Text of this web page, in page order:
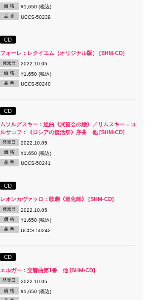
価 格 ¥1,650 (税込)
品 番 UCCS-50239
CD
フォーレ：レクイエム（オリジナル版） [SHM-CD]
発売日 2022.10.05
価 格 ¥1,650 (税込)
品 番 UCCS-50240
CD
ムソルグスキー：組曲《展覧会の絵》／リムスキー＝コ
ルサコフ：《ロシアの復活祭》序曲 他 [SHM-CD]
発売日 2022.10.05
価 格 ¥1,650 (税込)
品 番 UCCS-50241
CD
レオンカヴァッロ：歌劇《道化師》 [SHM-CD]
発売日 2022.10.05
価 格 ¥1,650 (税込)
品 番 UCCS-50242
CD
エルガー：交響曲第1番 他 [SHM-CD]
発売日 2022.10.05
価 格 ¥1,650 (税込)